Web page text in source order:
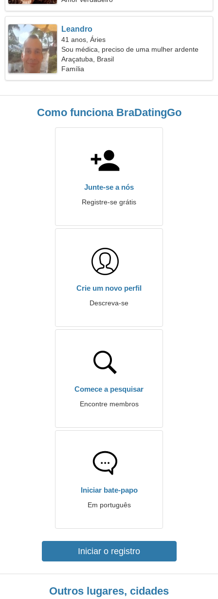
Leandro
41 anos, Áries
Sou médica, preciso de uma mulher ardente
Araçatuba, Brasil
Família
Como funciona BraDatingGo
Junte-se a nós
Registre-se grátis
Crie um novo perfil
Descreva-se
Comece a pesquisar
Encontre membros
Iniciar bate-papo
Em português
Iniciar o registro
Outros lugares, cidades